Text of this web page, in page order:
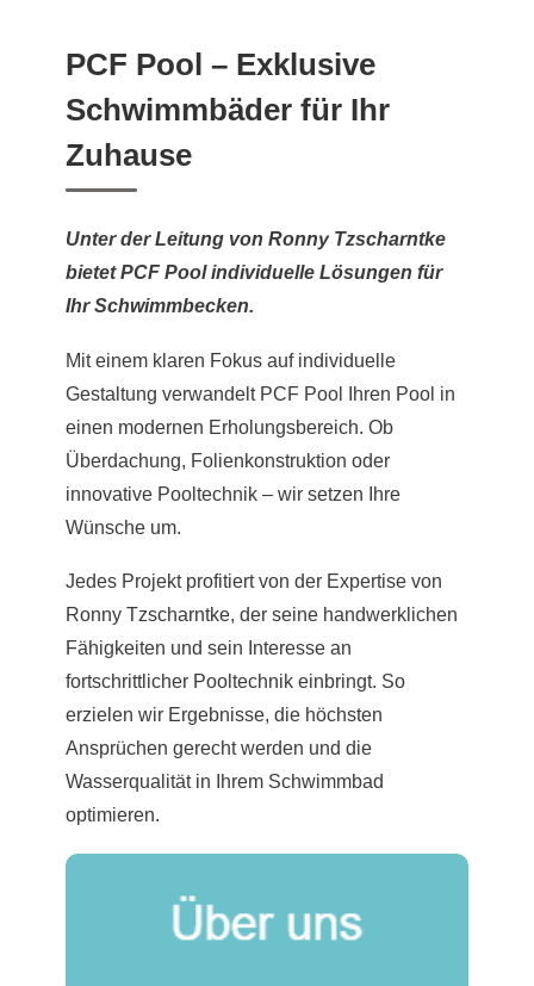
PCF Pool – Exklusive
Schwimmbäder für Ihr
Zuhause
Unter der Leitung von Ronny Tzscharntke
bietet PCF Pool individuelle Lösungen für
Ihr Schwimmbecken.
Mit einem klaren Fokus auf individuelle
Gestaltung verwandelt PCF Pool Ihren Pool in
einen modernen Erholungsbereich. Ob
Überdachung, Folienkonstruktion oder
innovative Pooltechnik – wir setzen Ihre
Wünsche um.
Jedes Projekt profitiert von der Expertise von
Ronny Tzscharntke, der seine handwerklichen
Fähigkeiten und sein Interesse an
fortschrittlicher Pooltechnik einbringt. So
erzielen wir Ergebnisse, die höchsten
Ansprüchen gerecht werden und die
Wasserqualität in Ihrem Schwimmbad
optimieren.